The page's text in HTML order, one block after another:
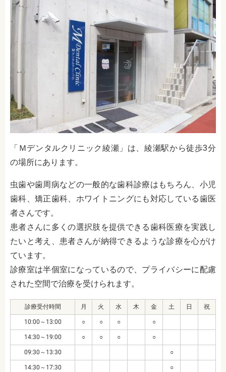
「Ｍデンタルクリニック綾瀬」は、綾瀬駅から徒歩3分
の場所にあります。
虫歯や歯周病などの一般的な歯科診療はもちろん、小児
歯科、矯正歯科、ホワイトニングにも対応している歯医
者さんです。
患者さんに多くの選択肢を提供できる歯科医療を実践し
たいと考え、患者さんが納得できるような診療を心がけ
ています。
診療室は半個室になっているので、プライバシーに配慮
された空間で治療を受けられます。
診療受付時間 月 火 水 木 金 土 日 祝
10:00～13:00 ○ ○ ○ ○
14:30～19:00 ○ ○ ○ ○
09:30～13:30 ○
14:30～17:30 ○